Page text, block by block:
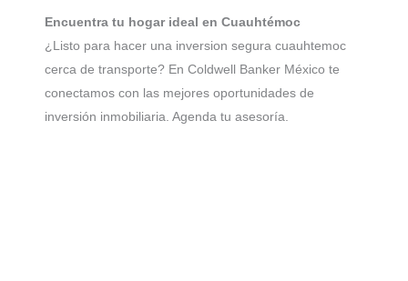
Encuentra tu hogar ideal en Cuauhtémoc
¿Listo para hacer una inversion segura cuauhtemoc
cerca de transporte? En Coldwell Banker México te
conectamos con las mejores oportunidades de
inversión inmobiliaria. Agenda tu asesoría.